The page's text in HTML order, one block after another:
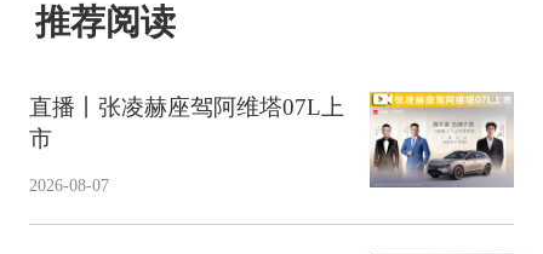
推荐阅读
直播丨张凌赫座驾阿维塔07L上
市
2026-08-07